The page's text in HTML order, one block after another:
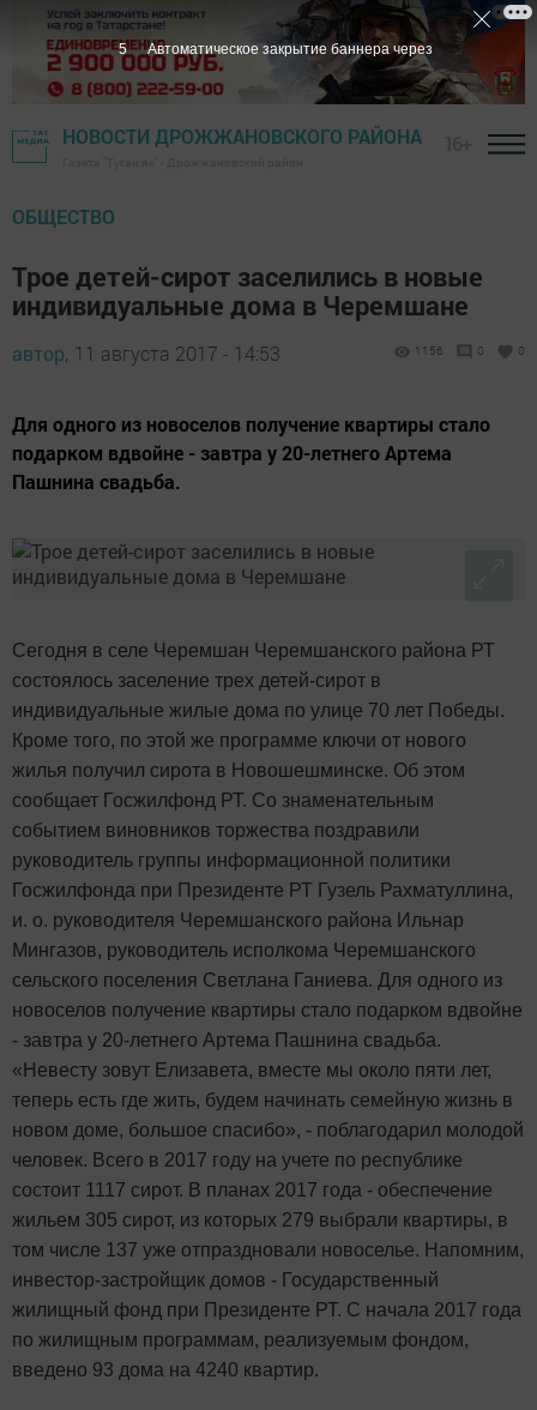
НОВОСТИ ДРОЖЖАНОВСКОГО РАЙОНА
ОБЩЕСТВО
Трое детей-сирот заселились в новые
индивидуальные дома в Черемшане
автор, 11 августа 2017 - 14:53 1156 0 0
Для одного из новоселов получение квартиры стало
подарком вдвойне - завтра у 20-летнего Артема
Пашнина свадьба.
Сегодня в селе Черемшан Черемшанского района РТ
состоялось заселение трех детей-сирот в
индивидуальные жилые дома по улице 70 лет Победы.
Кроме того, по этой же программе ключи от нового
жилья получил сирота в Новошешминске. Об этом
сообщает Госжилфонд РТ. Со знаменательным
событием виновников торжества поздравили
руководитель группы информационной политики
Госжилфонда при Президенте РТ Гузель Рахматуллина,
и. о. руководителя Черемшанского района Ильнар
Мингазов, руководитель исполкома Черемшанского
сельского поселения Светлана Ганиева. Для одного из
новоселов получение квартиры стало подарком вдвойне
- завтра у 20-летнего Артема Пашнина свадьба.
«Невесту зовут Елизавета, вместе мы около пяти лет,
теперь есть где жить, будем начинать семейную жизнь в
новом доме, большое спасибо», - поблагодарил молодой
человек. Всего в 2017 году на учете по республике
состоит 1117 сирот. В планах 2017 года - обеспечение
жильем 305 сирот, из которых 279 выбрали квартиры, в
том числе 137 уже отпраздновали новоселье. Напомним,
инвестор-застройщик домов - Государственный
жилищный фонд при Президенте РТ. С начала 2017 года
по жилищным программам, реализуемым фондом,
введено 93 дома на 4240 квартир.
5 Автоматическое закрытие баннера через